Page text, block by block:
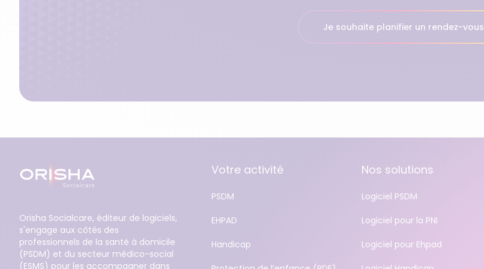
Je souhaite planifier un rendez-vous
Orisha Socialcare, éditeur de logiciels,
s'engage aux côtés des
professionnels de la santé à domicile
(PSDM) et du secteur médico-social
(ESMS) pour les accompagner dans
Votre activité
PSDM
EHPAD
Handicap
Nos solutions
Logiciel PSDM
Logiciel pour la PNI
Logiciel pour Ehpad